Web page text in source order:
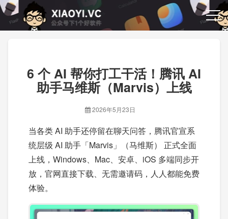
6 个 AI 帮你打工干活！腾讯 AI
助手马维斯（Marvis）上线
2026年5月23日
当各类 AI 助手还停留在聊天问答，腾讯官宣系
统层级 AI 助手「Marvis」（马维斯） 正式全面
上线，Windows、Mac、安卓、iOS 多端同步开
放，官网直接下载、无需邀请码，人人都能免费
体验。